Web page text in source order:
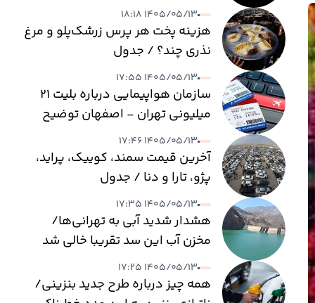
۱۴۰۵/۰۵/۱۳ ۱۸:۱۸
هزینه پخت هر پرس زرشک‌پلو و مرغ
نذری چند؟ / جدول
۱۴۰۵/۰۵/۱۳ ۱۷:۵۵
سازمان هواپیمایی درباره بلیت ۲۱
میلیونی تهران - اصفهان توضیح
داد۱۴۰۵/۰۵/۱۳ ۱۷:۴۶
آخرین قیمت سمند، کوییک، پراید،
پژو، تارا و دنا / جدول
۱۴۰۵/۰۵/۱۳ ۱۷:۳۵
هشدار شدید آبی به تهرانی‌ها/
مخزن آب این سد تقریبا خالی شد
۱۴۰۵/۰۵/۱۳ ۱۷:۲۵
همه چیز درباره طرح جدید بنزینی/